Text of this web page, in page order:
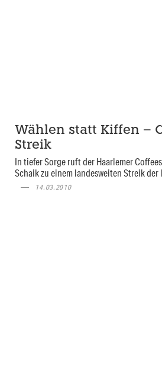
Wählen statt Kiffen –
Streik
In tiefer Sorge ruft der Haarlemer
Schaik zu einem landesweiten Streik der
14.03.2010